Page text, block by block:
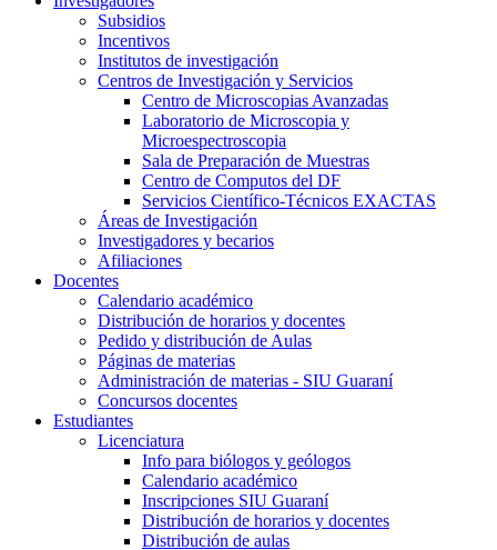
Subsidios
Incentivos
Institutos de investigación
Centros de Investigación y Servicios
Centro de Microscopias Avanzadas
Laboratorio de Microscopia y
Microespectroscopia
Sala de Preparación de Muestras
Centro de Computos del DF
Servicios Científico-Técnicos EXACTAS
Áreas de Investigación
Investigadores y becarios
Afiliaciones
Docentes
Calendario académico
Distribución de horarios y docentes
Pedido y distribución de Aulas
Páginas de materias
Administración de materias - SIU Guaraní
Concursos docentes
Estudiantes
Licenciatura
Info para biólogos y geólogos
Calendario académico
Inscripciones SIU Guaraní
Distribución de horarios y docentes
Distribución de aulas